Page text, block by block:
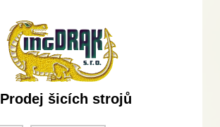
Prodej šicích strojů